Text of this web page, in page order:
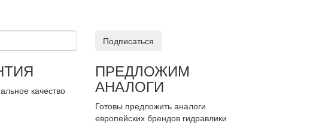
Подписаться
качество
ПРЕДЛОЖИМ
АНАЛОГИ
Готовы предложить аналоги
европейских брендов гидравлики